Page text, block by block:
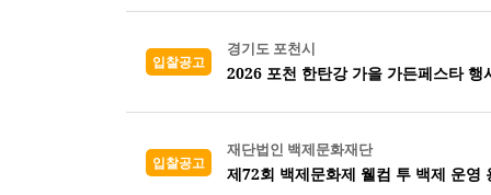
입찰공고
경기도 포천시
2026 포천 한탄강 가을 가든페스타
입찰공고
재단법인 백제문화재단
제72회 백제문화제 웰컴 투 백제 운영